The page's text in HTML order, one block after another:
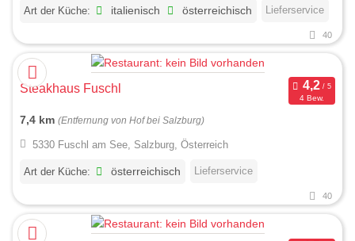
Art der Küche: italienisch österreichisch Lieferservice
40
Steakhaus Fuschl
4 Bew.
7,4 km (Entfernung von Hof bei Salzburg)
5330 Fuschl am See, Salzburg, Österreich
Art der Küche: österreichisch Lieferservice
40